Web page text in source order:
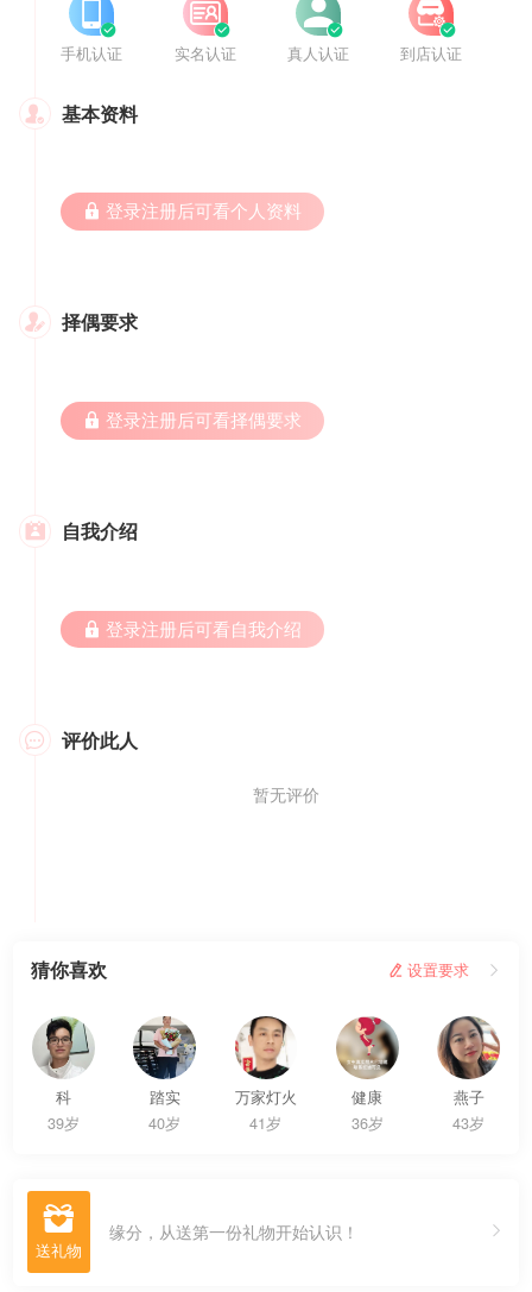

手机认证


实名认证


真人认证


到店认证
 基本资料
 登录注册后可看个人资料
 择偶要求
 登录注册后可看择偶要求
 自我介绍
 登录注册后可看自我介绍
 评价此人
暂无评价
猜你喜欢  设置要求 
科
39岁
踏实
40岁
万家灯火
41岁
健康
36岁
燕子
43岁
 缘分，从送第一份礼物开始认识！